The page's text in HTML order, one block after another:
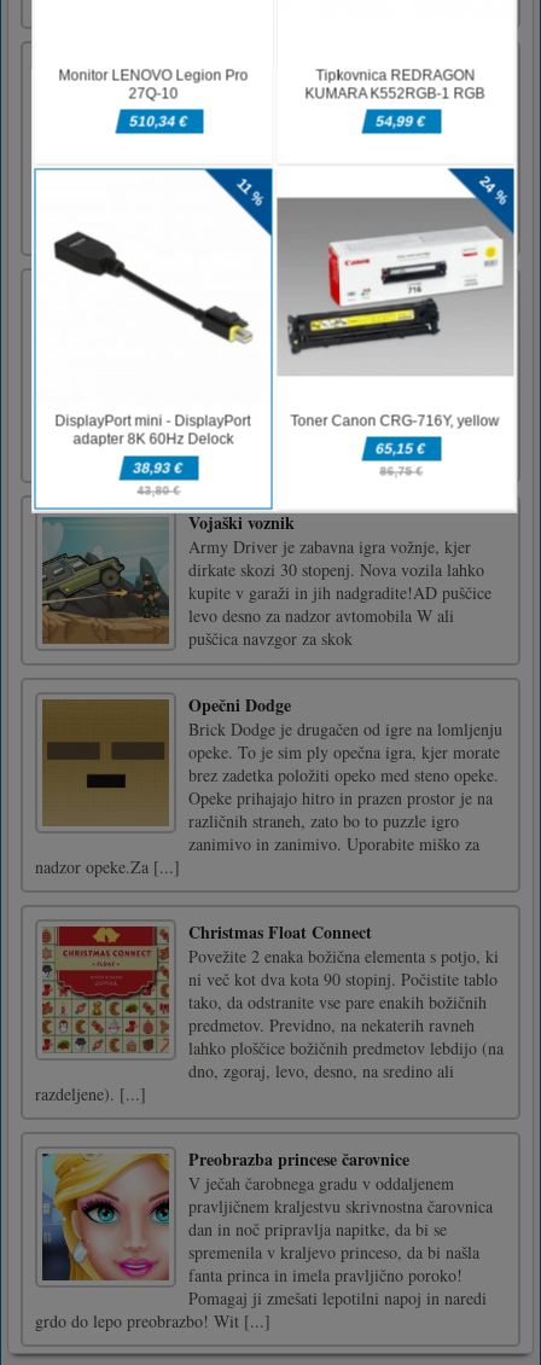
Frontline Defender
Frontline Defender je akcijska igra strelec!
Sovražne čete so vaše mesto oblegane in stvari
so videti obupno, ko so vaši vojaki padli
Zdaj je vse na vaših ramenih! Poberi
ohlapnost soljudi in ustreli vse preostale
sovražnike! Čas je [...]
Cat Belly Rub je zabavna igra, primerna za
vse starosti. Drgni trebuh tega ljubkega
naslednja stopnja bo odklenjena. Nahranite
mačko in zbirajte diamante. Zabavajte se ob
igranju.Miška ali tapn [...]
Vojaški voznik
Army Driver je zabavna igra vožnje, kjer
dirkate skozi 30 stopenj. Nova vozila lahko
kupite v garaži in jih nadgradite!AD puščice
levo desno za nadzor avtomobila W ali
puščica navzgor za skok
Opečni Dodge
Brick Dodge je drugačen od igre na lomljenju
opeke. To je sim ply opečna igra, kjer morate
brez zadetka položiti opeko med steno opeke.
Opeke prihajajo hitro in prazen prostor je na
različnih straneh, zato bo to puzzle igro
zanimivo in zanimivo. Uporabite miško za
nadzor opeke.Za [...]
Christmas Float Connect
Povežite 2 enaka božična elementa s potjo, ki
ni več kot dva kota 90 stopinj. Počistite tablo
tako, da odstranite vse pare enakih božičnih
predmetov. Previdno, na nekaterih ravneh
lahko ploščice božičnih predmetov lebdijo (na
dno, zgoraj, levo, desno, na sredino ali
razdeljene). [...]
Preobrazba princese čarovnice
V ječah čarobnega gradu v oddaljenem
pravljičnem kraljestvu skrivnostna čarovnica
dan in noč pripravlja napitke, da bi se
spremenila v kraljevo princeso, da bi našla
fanta princa in imela pravljično poroko!
Pomagaj ji zmešati lepotilni napoj in naredi
grdo do lepo preobrazbo! Wit [...]